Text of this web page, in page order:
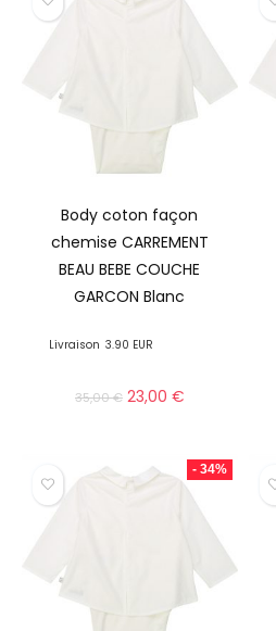
Body coton façon
chemise CARREMENT
BEAU BEBE COUCHE
GARCON Blanc
Livraison 3.90 EUR
35,00€ 23,00 €
- 34%